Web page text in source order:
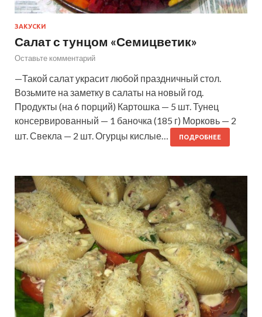
ЗАКУСКИ
Салат с тунцом «Семицветик»
Оставьте комментарий
—Такой салат украсит любой праздничный стол.
Возьмите на заметку в салаты на новый год.
Продукты (на 6 порций) Картошка — 5 шт. Тунец
консервированный — 1 баночка (185 г) Морковь — 2
шт. Свекла — 2 шт. Огурцы кислые…
ПОДРОБНЕЕ